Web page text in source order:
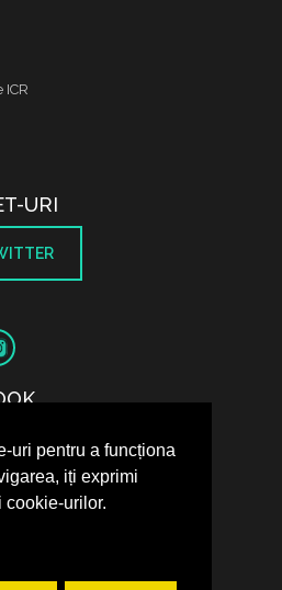
uri pentru a funcționa
iți exprimi
cookie-urilor.
URI